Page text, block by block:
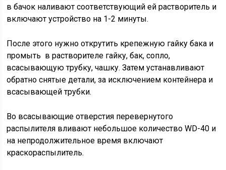
в бачок наливают соответствующий ей растворитель и
включают устройство на 1-2 минуты.
После этого нужно открутить крепежную гайку бака и
промыть в растворителе гайку, бак, сопло,
всасывающую трубку, чашку. Затем устанавливают
обратно снятые детали, за исключением контейнера и
всасывающей трубки.
Во всасывающие отверстия перевернутого
распылителя вливают небольшое количество WD-40 и
на непродолжительное время включают
краскораспылитель.